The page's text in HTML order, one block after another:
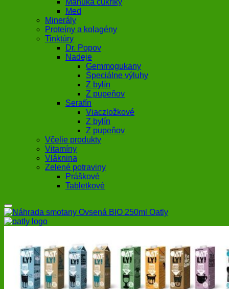
Manuka cukríky
Med
Minerály
Proteíny a kolagény
Tinktúry
Dr. Popov
Nadeje
Gemmogukany
Špeciálne výluhy
Z bylín
Z pupeňov
Serafín
Viaczložkové
Z bylín
Z pupeňov
Včelie produkty
Vitamíny
Vláknina
Zelené potraviny
Práškové
Tabletkové